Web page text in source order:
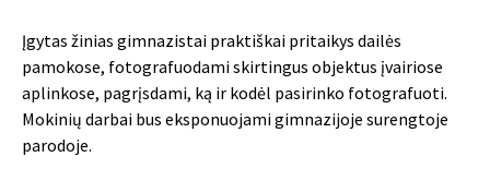
Įgytas žinias gimnazistai praktiškai pritaikys dailės
pamokose, fotografuodami skirtingus objektus įvairiose
aplinkose, pagrįsdami, ką ir kodėl pasirinko fotografuoti.
Mokinių darbai bus eksponuojami gimnazijoje surengtoje
parodoje.